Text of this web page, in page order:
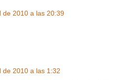
de 2010 a las 20:39
de 2010 a las 1:32